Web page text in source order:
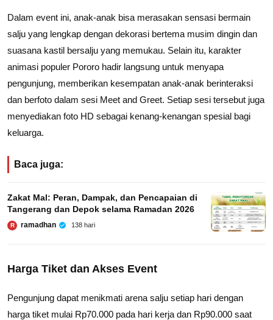
Dalam event ini, anak-anak bisa merasakan sensasi bermain
salju yang lengkap dengan dekorasi bertema musim dingin dan
suasana kastil bersalju yang memukau. Selain itu, karakter
animasi populer Pororo hadir langsung untuk menyapa
pengunjung, memberikan kesempatan anak-anak berinteraksi
dan berfoto dalam sesi Meet and Greet. Setiap sesi tersebut juga
menyediakan foto HD sebagai kenang-kenangan spesial bagi
keluarga.
Baca juga:
Zakat Mal: Peran, Dampak, dan Pencapaian di
Tangerang dan Depok selama Ramadan 2026
R ramadhan 138 hari
Harga Tiket dan Akses Event
Pengunjung dapat menikmati arena salju setiap hari dengan
harga tiket mulai Rp70.000 pada hari kerja dan Rp90.000 saat